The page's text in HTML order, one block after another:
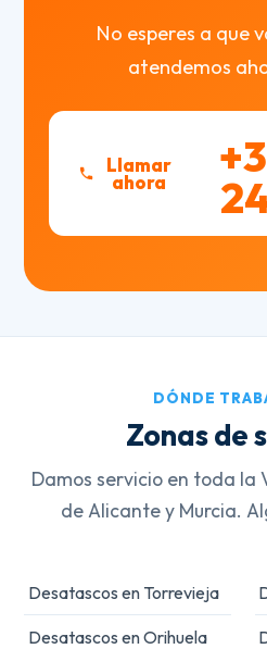
No esperes a que
atendemos
Llamar
ahora
DÓNDE
Zonas de
Damos servicio en toda la
de Alicante y Murcia.
Desatascos en Torrevieja
Desatascos en Orihuela